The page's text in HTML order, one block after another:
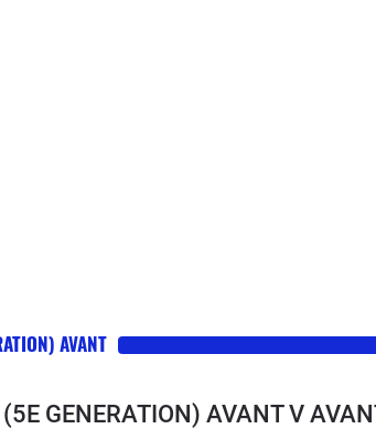
AVANT
GENERATION) AVANT V